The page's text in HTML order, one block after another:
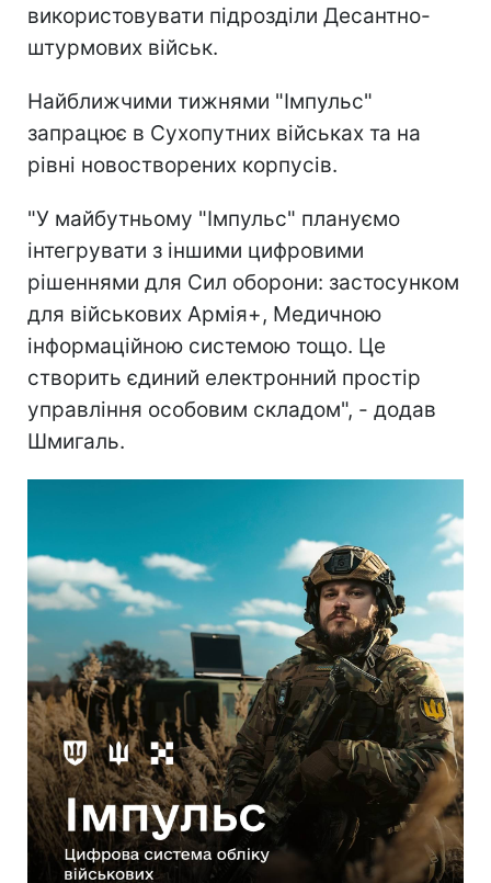
використовувати підрозділи Десантно-
штурмових військ.
Найближчими тижнями "Імпульс"
запрацює в Сухопутних військах та на
рівні новостворених корпусів.
"У майбутньому "Імпульс" плануємо
інтегрувати з іншими цифровими
рішеннями для Сил оборони: застосунком
для військових Армія+, Медичною
інформаційною системою тощо. Це
створить єдиний електронний простір
управління особовим складом", - додав
Шмигаль.